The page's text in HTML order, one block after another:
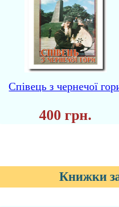
Співець з чернечої
400 грн.
Книжки